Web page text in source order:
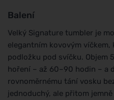
Balení
Velký Signature tumbler je
elegantním kovovým
podložku pod svíčku. Objem
hoření – až 60–90 hodin – a
rovnoměrnému tání vosku
jednoduchý, ale přitom